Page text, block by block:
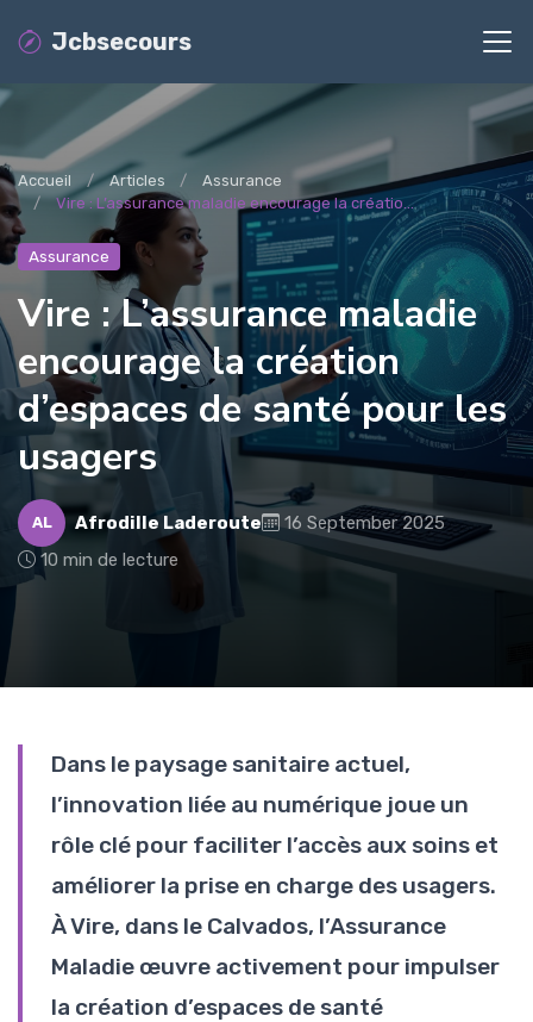
Jcbsecours
Accueil Articles
Assurance
Vire : L’assurance maladie encourage la créatio...
Assurance
Vire : L’assurance maladie
encourage la création
d’espaces de santé pour les
usagers
AL Afrodille Laderoute
16 September 2025
10 min de lecture
Dans le paysage sanitaire actuel,
l’innovation liée au numérique joue un
rôle clé pour faciliter l’accès aux soins et
améliorer la prise en charge des usagers.
À Vire, dans le Calvados, l’Assurance
Maladie œuvre activement pour impulser
la création d’espaces de santé